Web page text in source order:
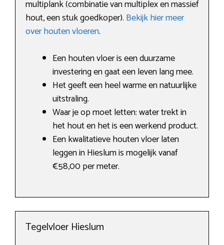
multiplank (combinatie van multiplex en massief
hout, een stuk goedkoper). Bekijk hier meer
over houten vloeren.
Een houten vloer is een duurzame
investering en gaat een leven lang mee.
Het geeft een heel warme en natuurlijke
uitstraling.
Waar je op moet letten: water trekt in
het hout en het is een werkend product.
Een kwalitatieve houten vloer laten
leggen in Hieslum is mogelijk vanaf
€58,00 per meter.
Tegelvloer Hieslum